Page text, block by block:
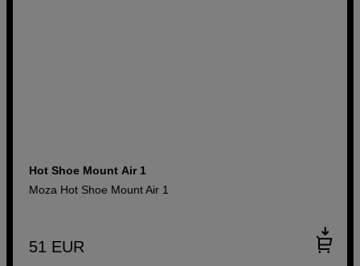
Hot Shoe Mount Air 1
Moza Hot Shoe Mount Air 1
51 EUR